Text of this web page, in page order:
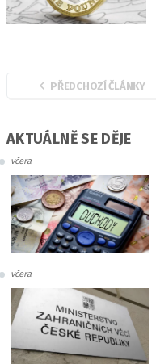
PŘEDCHOZÍ ČLÁNKY
AKTUÁLNĚ SE DĚJE
včera
včera